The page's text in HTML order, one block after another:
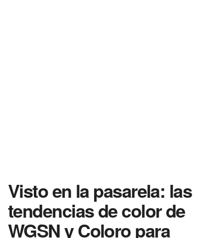
Visto en la pasarela: las
tendencias de color de
WGSN y Coloro para